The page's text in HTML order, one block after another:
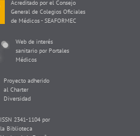
Acreditado por el Consejo
General de Colegios Oficiales
de Médicos - SEAFORMEC
Web de interés
sanitario por Portales
Médicos
Proyecto adherido
al Charter
Diversidad
ISSN 2341-1104 por
la Biblioteca